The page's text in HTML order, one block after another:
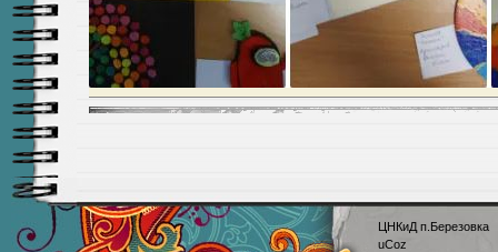
ЦНКиД п.Березовка
uCoz